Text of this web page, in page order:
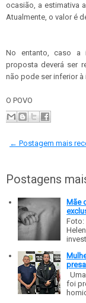
ocasião, a estimativa
Atualmente, o valor é
No entanto, caso a
proposta deverá ser
não pode ser inferior à
O POVO
← Postagem mais
Postagens
Mãe
Foto:
foi